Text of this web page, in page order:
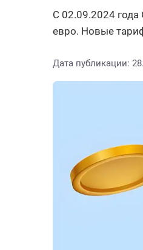
С 02.09.2024
евро. Новые
Дата публикации: